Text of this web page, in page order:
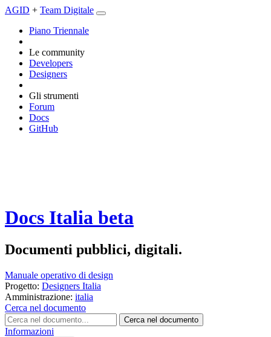
AGID + Team Digitale
Piano Triennale
Le community
Developers
Designers
Gli strumenti
Forum
Docs
GitHub
Docs Italia beta
Documenti pubblici, digitali.
Manuale operativo di design
Progetto: Designers Italia
Amministrazione: italia
Cerca nel documento
Cerca nel documento
Informazioni